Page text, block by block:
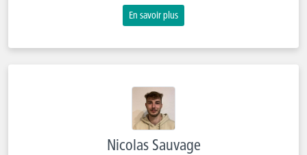
En savoir plus
Nicolas Sauvage